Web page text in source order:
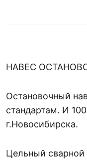
НАВЕС
Остановочный
стандартам. И
г.Новосибирска.
Цельный сварной